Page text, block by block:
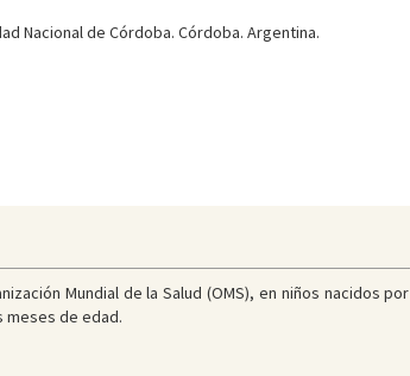
Nacional de Córdoba. Córdoba. Argentina.
Mundial de la Salud (OMS), en niños nacidos por
meses de edad.